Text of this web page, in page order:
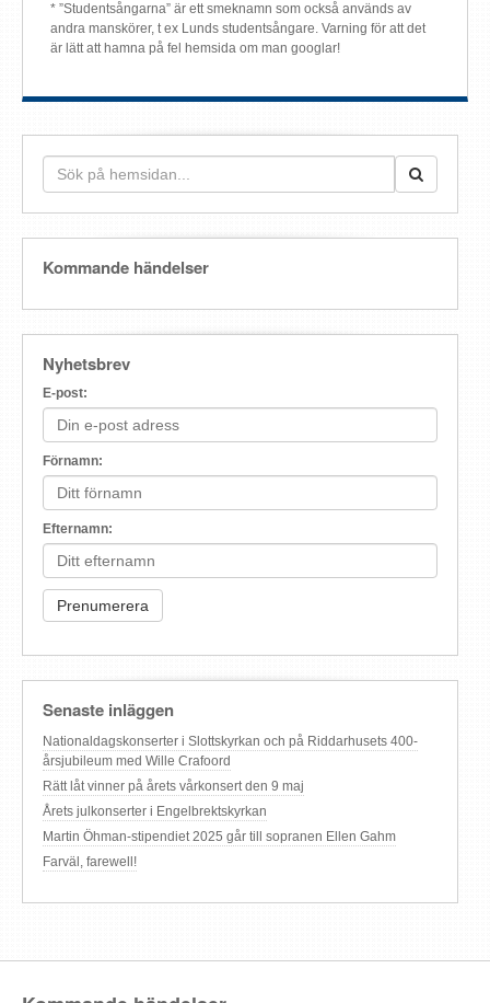
* ”Studentsångarna” är ett smeknamn som också används av
andra manskörer, t ex Lunds studentsångare. Varning för att det
är lätt att hamna på fel hemsida om man googlar!
Kommande händelser
Nyhetsbrev
E-post:
Förnamn:
Efternamn:
Senaste inläggen
Nationaldagskonserter i Slottskyrkan och på Riddarhusets 400-
årsjubileum med Wille Crafoord
Rätt låt vinner på årets vårkonsert den 9 maj
Årets julkonserter i Engelbrektskyrkan
Martin Öhman-stipendiet 2025 går till sopranen Ellen Gahm
Farväl, farewell!